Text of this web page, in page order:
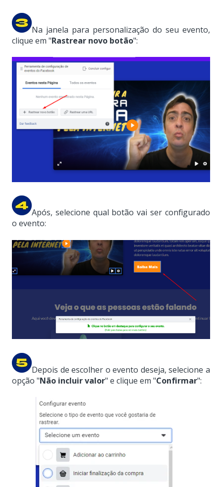
Na janela para personalização do seu evento,
clique em "Rastrear novo botão":
Após, selecione qual botão vai ser configurado
o evento:
Depois de escolher o evento deseja, selecione a
opção "Não incluir valor" e clique em "Confirmar":